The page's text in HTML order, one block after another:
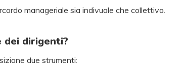
manageriale sia indivuale che collettivo.
dei dirigenti?
due strumenti: